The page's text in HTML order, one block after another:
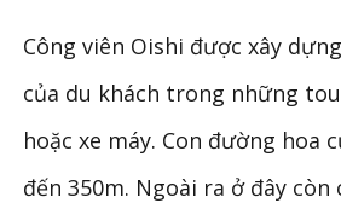
Công viên Oishi được xây
của du khách trong những
hoặc xe máy. Con đường hoa
đến 350m. Ngoài ra ở đây